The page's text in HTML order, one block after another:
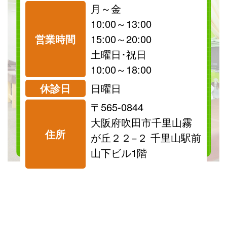
営業時間
月～金
10:00～13:00
15:00～20:00
土曜日･祝日
10:00～18:00
休診日
日曜日
住所
〒565-0844
大阪府吹田市千里山霧
が丘２２−２ 千里山駅前
山下ビル1階
祝日
診療可
保険
診療可
料金表を見る